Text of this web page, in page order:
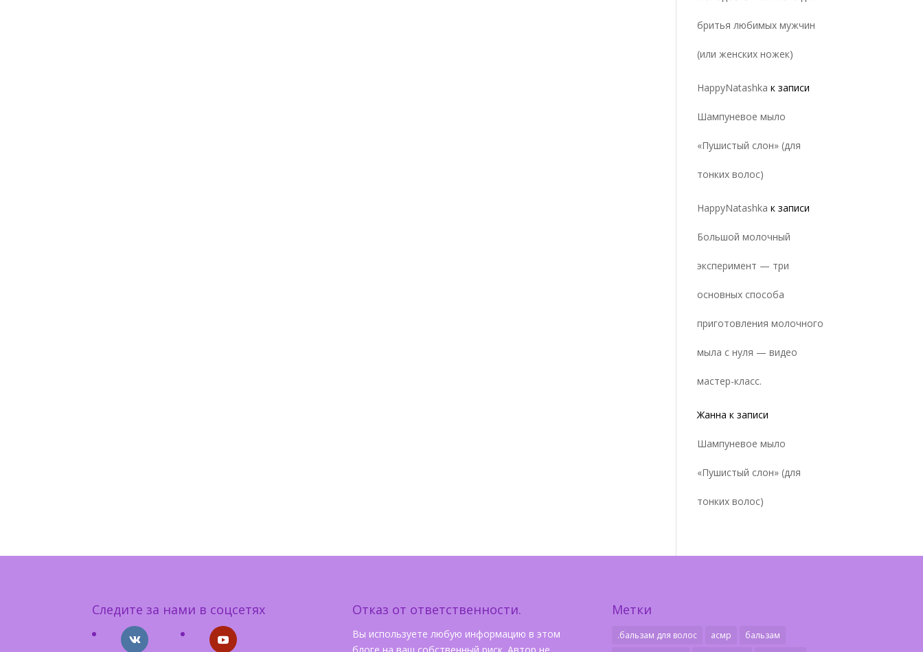
бритья любимых мужчин
(или женских ножек)
HappyNatashka к записи
Шампуневое мыло
«Пушистый слон» (для
тонких волос)
HappyNatashka к записи
Большой молочный
эксперимент — три
основных способа
приготовления молочного
мыла с нуля — видео
мастер-класс.
Жанна к записи
Шампуневое мыло
«Пушистый слон» (для
тонких волос)
Следите за нами в соцсетях Отказ от ответственности.
Вы используете любую информацию в этом
блоге на ваш собственный риск. Автор не
Метки
.бальзам для волос асмр
бальзам